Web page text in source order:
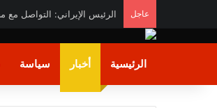
عاجل الرئيس الإيراني: التواصل مع
الرئيسية أخبار سياسة